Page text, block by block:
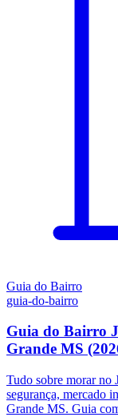
Guia do Bairro
guia-do-bairro
Guia do Bairro
Grande MS
Tudo sobre morar no
segurança, mercado
Grande MS. Guia